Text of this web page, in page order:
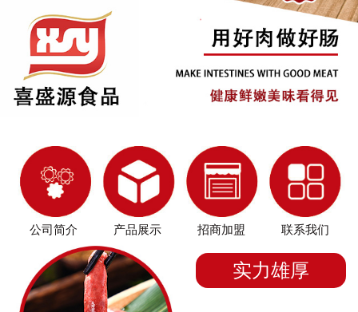
公司简介 产品展示 招商加盟 联系我们
实力雄厚